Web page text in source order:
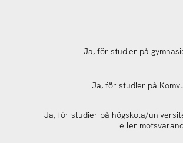
Ja, för egenbekostade studier kopplade
min karriär/
Ja, för studier på
Ja, för studier på
Ja, för studier på högskola/
eller